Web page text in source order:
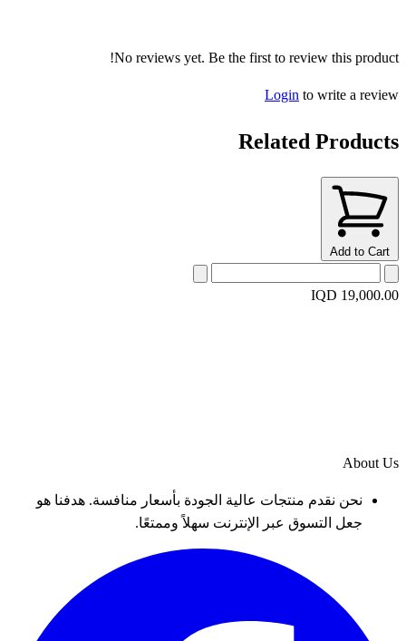
No reviews yet. Be the first to review this product!
Login to write a review
Related Products
Add to Cart
IQD 19,000.00
About Us
نحن نقدم منتجات عالية الجودة بأسعار منافسة. هدفنا هو
جعل التسوق عبر الإنترنت سهلاً وممتعًا.